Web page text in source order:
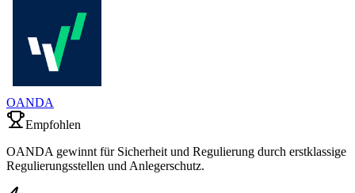
OANDA
Empfohlen
OANDA gewinnt für Sicherheit und Regulierung durch erstklassige
Regulierungsstellen und Anlegerschutz.